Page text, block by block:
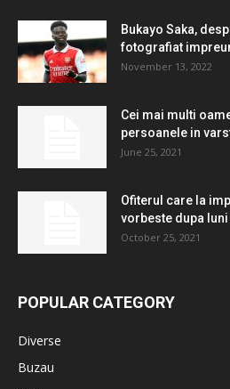
Bukayo Saka,
fotografiat
November 13, 2022
Cei mai multi
persoanele in
June 25, 2021
Ofiterul care la
vorbeste dupa
October 25, 2021
POPULAR CATEGORY
Diverse
Buzau